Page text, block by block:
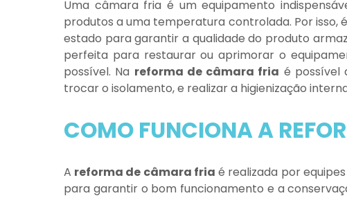
Uma câmara fria é um equipamento
produtos a uma temperatura controlada. Por
estado para garantir a qualidade do produto
perfeita para restaurar ou aprimorar o
possível. Na reforma de câmara fria é possível
trocar o isolamento, e realizar a higienização
COMO FUNCIONA A
A reforma de câmara fria é realizada por
para garantir o bom funcionamento e a